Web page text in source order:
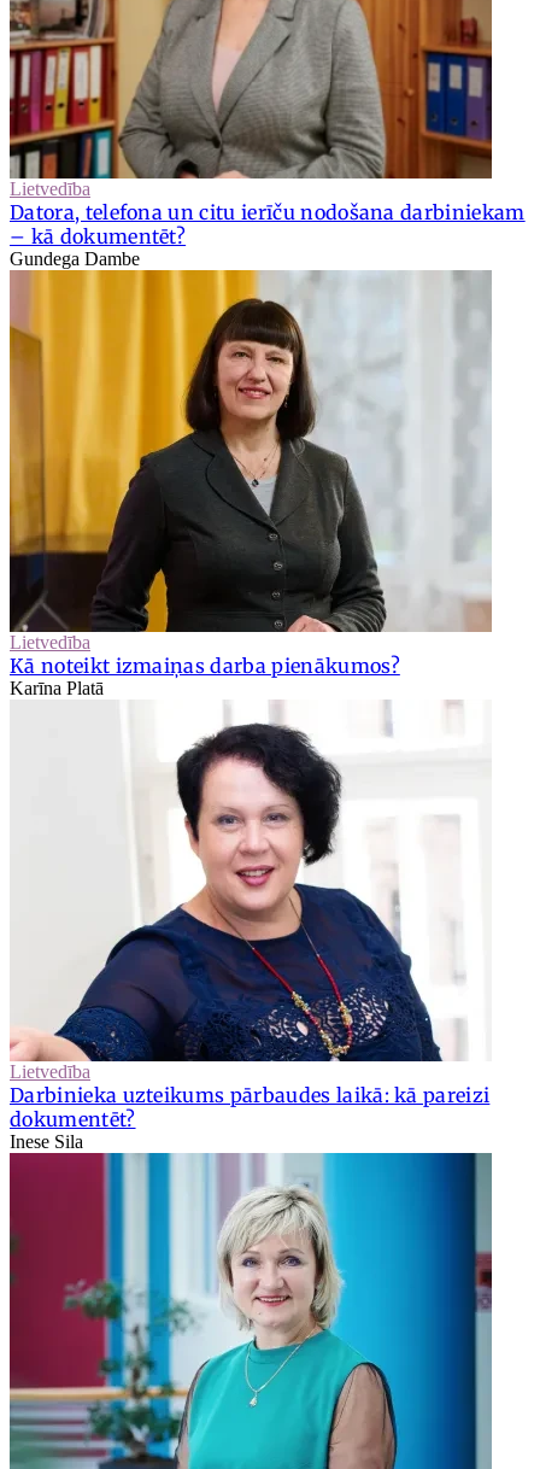
Lietvedība
Datora, telefona un citu ierīču nodošana darbiniekam
– kā dokumentēt?
Gundega Dambe
Lietvedība
Kā noteikt izmaiņas darba pienākumos?
Karīna Platā
Lietvedība
Darbinieka uzteikums pārbaudes laikā: kā pareizi
dokumentēt?
Inese Sila